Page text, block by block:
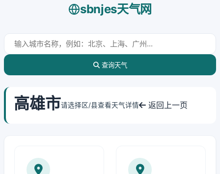
sbnjes天气网
查询天气
高雄市请选择区/县查看天气详情 返回上一页